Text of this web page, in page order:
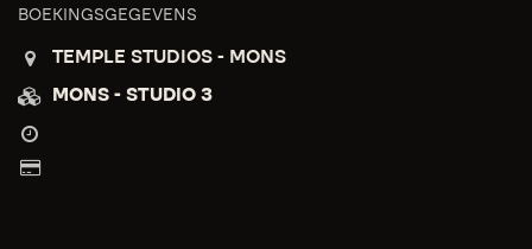
BOEKINGSGEGEVENS
TEMPLE STUDIOS - MONS
MONS - STUDIO 3